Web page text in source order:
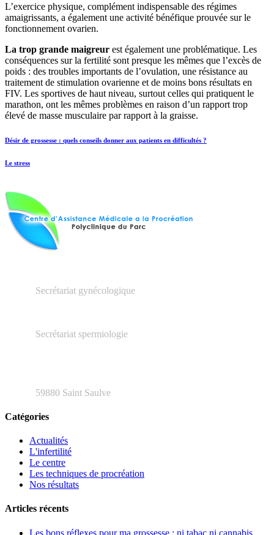
L’exercice physique, complément indispensable des régimes
amaigrissants, a également une activité bénéfique prouvée sur le
fonctionnement ovarien.
La trop grande maigreur est également une problématique. Les
conséquences sur la fertilité sont presque les mêmes que l’excès de
poids : des troubles importants de l’ovulation, une résistance au
traitement de stimulation ovarienne et de moins bons résultats en
FIV. Les sportives de haut niveau, surtout celles qui pratiquent le
marathon, ont les mêmes problèmes en raison d’un rapport trop
élevé de masse musculaire par rapport à la graisse.
Désir de grossesse : quels conseils donner aux patients en difficultés ?
Le stress
Secrétariat gynécologique
Secrétariat spermiologie
59880 Saint Saulve
Catégories
Actualités
L'infertilité
Le centre
Les techniques de procréation
Nos résultats
Articles récents
Les bons réflexes pour ma grossesse : ni tabac ni cannabis